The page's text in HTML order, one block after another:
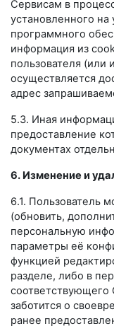
Сервисам в
установленного на
программного
информация из
пользователя
осуществляется
адрес
5.3. Иная
предоставление
документах
6. Изменение и
6.1. Пользователь
(обновить,
персональную
параметры её
функцией
разделе, либо в
соответствующего
заботится о
ранее